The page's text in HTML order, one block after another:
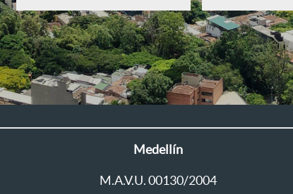
Medellín
M.A.V.U. 00130/2004